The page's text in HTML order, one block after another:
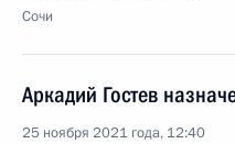
Сочи
Аркадий Гостев
25 ноября 2021 года, 12:40